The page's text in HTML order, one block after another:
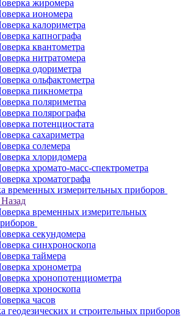
жиромера
иономера
калориметра
капнографа
квантометра
нитратомера
одориметра
ольфактометра
пикнометра
поляриметра
полярографа
потенциостата
сахариметра
солемера
хлоридомера
хромато-масс-спектрометра
хроматографа
временных измерительных приборов
Назад
временных измерительных
секундомера
синхроноскопа
таймера
хронометра
хронопотенциометра
хроноскопа
часов
геодезических и строительных приборов